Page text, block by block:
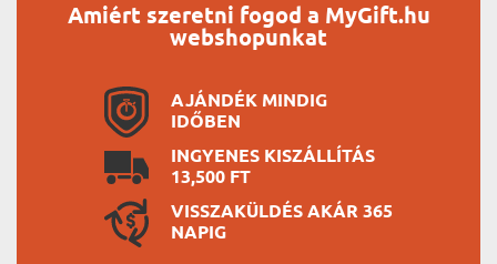
Amiért szeretni fogod a MyGift.hu
webshopunkat
AJÁNDÉK MINDIG
IDŐBEN
INGYENES KISZÁLLÍTÁS
13,500 FT
VISSZAKÜLDÉS AKÁR 365
NAPIG